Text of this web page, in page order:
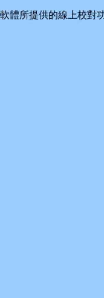
所提供的線上校對